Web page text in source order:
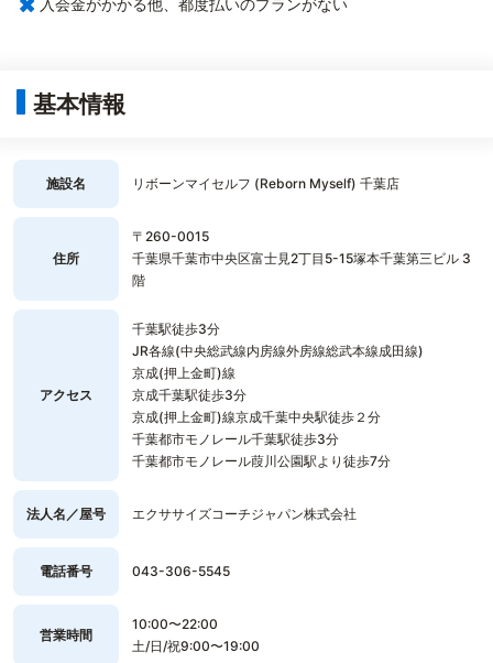
入会金がかかる他、都度払いのプランがない
基本情報
施設名 リボーンマイセルフ (Reborn Myself) 千葉店
住所
〒260-0015
千葉県千葉市中央区富士見2丁目5-15塚本千葉第三ビル 3
階
アクセス
千葉駅徒歩3分
JR各線(中央総武線内房線外房線総武本線成田線)
京成(押上金町)線
京成千葉駅徒歩3分
京成(押上金町)線京成千葉中央駅徒歩２分
千葉都市モノレール千葉駅徒歩3分
千葉都市モノレール葭川公園駅より徒歩7分
法人名／屋号 エクササイズコーチジャパン株式会社
電話番号 043-306-5545
営業時間
10:00〜22:00
土/日/祝9:00〜19:00